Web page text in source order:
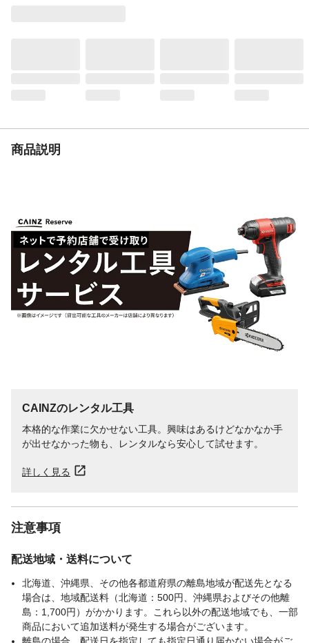
商品説明
CAINZのレンタル工具
本格的な作業に欠かせない工具。興味はあるけどなかなか手
が出せなかった物も、レンタルなら安心して試せます。
詳しく見る
注意事項
配送地域・送料について
北海道、沖縄県、その他各都道府県の離島地域が配送先となる
場合は、地域配送料（北海道：500円、沖縄県およびその他離
島：1,700円）がかかります。これら以外の配送地域でも、一部
商品において追加送料が発生する場合がございます。